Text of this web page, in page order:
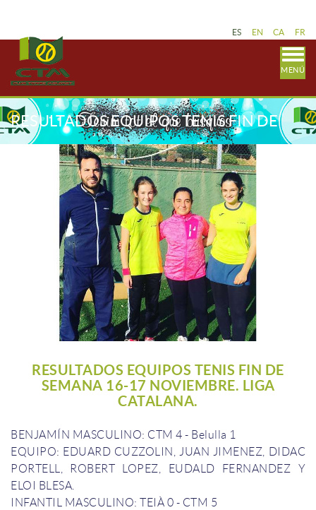
ES EN CA FR
MENÚ
RESULTADOS EQUIPOS TENIS FIN DE
SEMANA 16-17 NOVIEMBRE. LIGA
CATALANA.
RESULTADOS EQUIPOS TENIS FIN DE
SEMANA 16-17 NOVIEMBRE. LIGA
CATALANA.
BENJAMÍN MASCULINO: CTM 4 - Belulla 1
EQUIPO: EDUARD CUZZOLIN JUAN JIMENEZ,
DIDAC
PORTELL
ROBERT LOPEZ EUDALD
FERNANDEZ Y
ELOI
BLESA
INFANTIL
MASCULINO: TEIÀ 0 - CTM 5